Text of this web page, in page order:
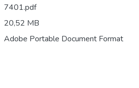
7401.pdf
20,52 MB
Adobe Portable Document Format